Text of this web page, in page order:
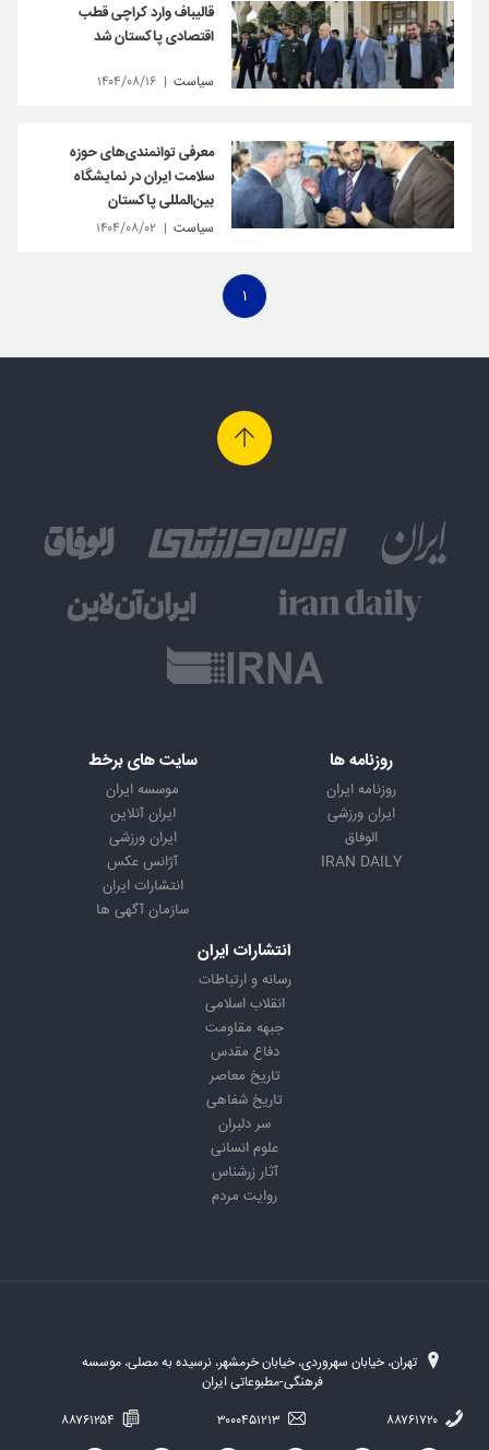
قالیباف وارد کراچی قطب
اقتصادی پاکستان شد
سیاست ۱۴۰۴/۰۸/۱۶
معرفی توانمندی‌های حوزه
سلامت ایران در نمایشگاه
بین‌المللی پاکستان
سیاست ۱۴۰۴/۰۸/۰۲
۱
روزنامه ها
روزنامه ایران
ایران ورزشی
الوفاق
IRAN DAILY
سایت های برخط
موسسه ایران
ایران آنلاین
ایران ورزشی
آژانس عکس
انتشارات ایران
سازمان آگهی ها
انتشارات ایران
رسانه و ارتباطات
انقلاب اسلامی
جبهه مقاومت
دفاع مقدس
تاریخ معاصر
تاریخ شفاهی
سر دلبران
علوم انسانی
آثار زرشناس
روایت مردم
تهران، خیابان سهروردی، خیابان خرمشهر، نرسیده به مصلی، موسسه
فرهنگی-مطبوعاتی ایران